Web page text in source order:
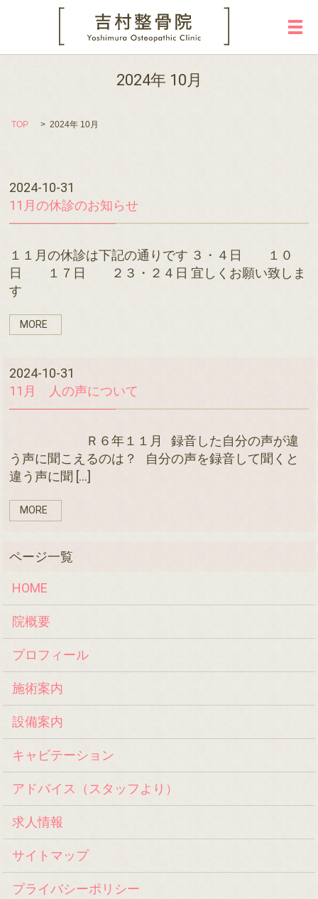
メ
2024年 10月
TOP 2024年 10月
2024-10-31
11月の休診のお知らせ
１１月の休診は下記の通りです ３・４日 １０
日 １７日 ２３・２４日 宜しくお願い致しま
す
MORE
2024-10-31
11月 人の声について
Ｒ６年１１月 録音した自分の声が違
う声に聞こえるのは？ 自分の声を録音して聞くと
違う声に聞 […]
MORE
HOME
院概要
プロフィール
施術案内
設備案内
キャビテーション
アドバイス（スタッフより）
求人情報
サイトマップ
プライバシーポリシー